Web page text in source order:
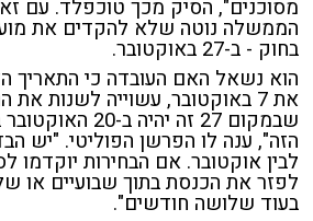
מסוכנים", הסיק מכך טוכפלד. עם
הממשלה נוטה שלא להקדים את
בחוק - ב-27 באוקטובר.
הוא נשאל האם העובדה כי התאריך
את 7 באוקטובר, עשוייה לשנות את
שבמקום 27 זה
הזה", ענה לו הפרשן הפוליטי. "יש
לבין אוקטובר. אם הבחירות יוקדמו
לפזר את הכנסת בתוך שבועיים או
בעוד שלושה חודשים".